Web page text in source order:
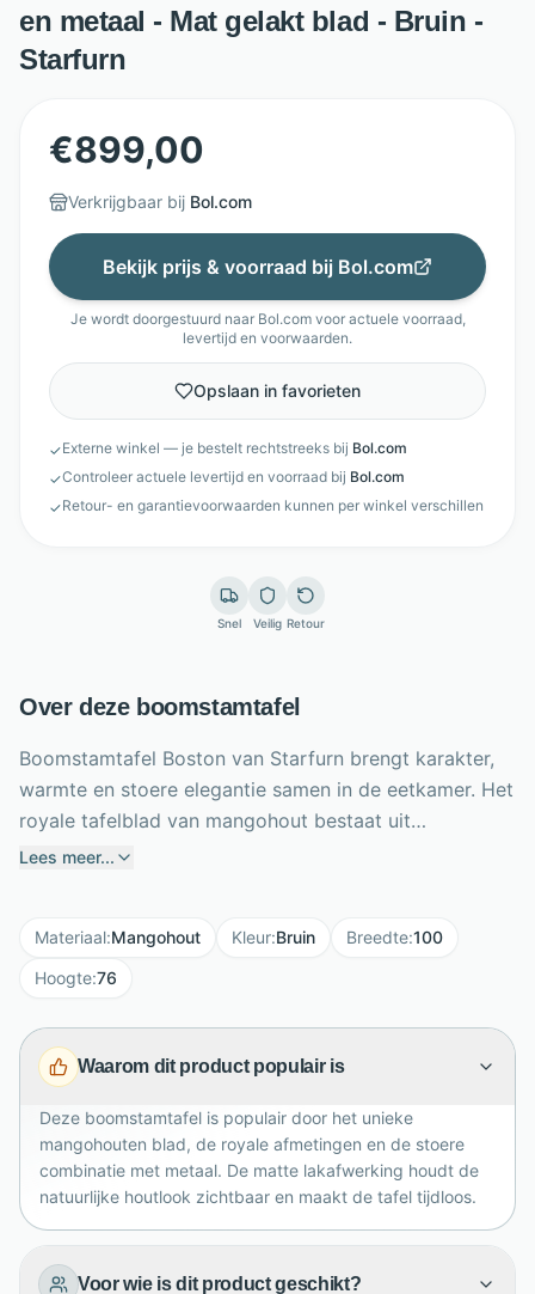
en metaal - Mat gelakt blad - Bruin -
Starfurn
€899,00
Verkrijgbaar bij Bol.com
Bekijk prijs & voorraad bij Bol.com
Je wordt doorgestuurd naar Bol.comvoor actuele voorraad,
levertijd en voorwaarden.
Opslaan in favorieten
✓Externe winkel — je bestelt rechtstreeks bij Bol.com
✓Controleer actuele levertijd en voorraad bij Bol.com
✓Retour- en garantievoorwaarden kunnen per winkel verschillen
Snel Veilig Retour
Over deze boomstamtafel
Boomstamtafel Boston van Starfurn brengt karakter,
warmte en stoere elegantie samen in de eetkamer. Het
royale tafelblad van mangohout bestaat uit
verschillende stroken, waardoor elke tafel een unieke
bruine kleur mooi naar voren komen. Met een formaat
van 220 x 100 x 76 cm biedt Boston volop ruimte
familie of vrienden. Het metalen onderstel geeft de
tafel een industriële basis en zorgt voor een krachtig
blikvanger.
Lees meer...
Materiaal:Mangohout Kleur:Bruin Breedte:100
Hoogte:76
Waarom dit product populair is
Deze boomstamtafel is populair door het unieke
mangohouten blad, de royale afmetingen en de stoere
combinatie met metaal. De matte lakafwerking houdt de
natuurlijke houtlook zichtbaar en maakt de tafel tijdloos.
Voor wie is dit product geschikt?